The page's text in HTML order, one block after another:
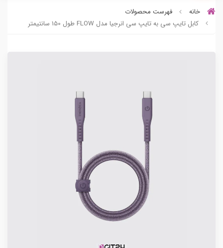
خانه
فهرست محصولات
کابل تایپ سی به تایپ سی انرجیا مدل FLOW طول 150 سانتیمتر